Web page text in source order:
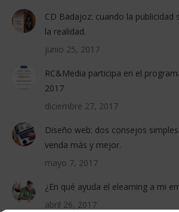
CD Badajoz: cuando la publicidad
la realidad.
junio 25, 2017
RC&Media participa en el
2017
diciembre 27, 2017
Diseño web: dos consejos
venda más y mejor.
mayo 7, 2017
¿En qué ayuda el elearning a mi
abril 26, 2017